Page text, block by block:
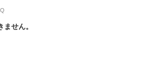
せん。